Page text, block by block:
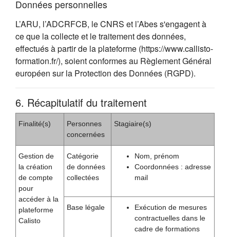
Données personnelles
L’ARU, l’ADCRFCB, le CNRS et l’Abes s'engagent à
ce que la collecte et le traitement des données,
effectués à partir de la plateforme (https://www.callisto-
formation.fr/), soient conformes au Règlement Général
européen sur la Protection des Données (RGPD).
6. Récapitulatif du traitement
Finalité(s)
Personnes
concernées
Stagiaire(s)
Gestion de
la création
de compte
pour
accéder à la
plateforme
Calisto
Catégorie
de données
collectées
Nom, prénom
Coordonnées : adresse
mail
Base légale
Exécution de mesures
contractuelles dans le
cadre de formations